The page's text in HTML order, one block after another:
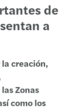
de
a
creación,
Zonas
como los